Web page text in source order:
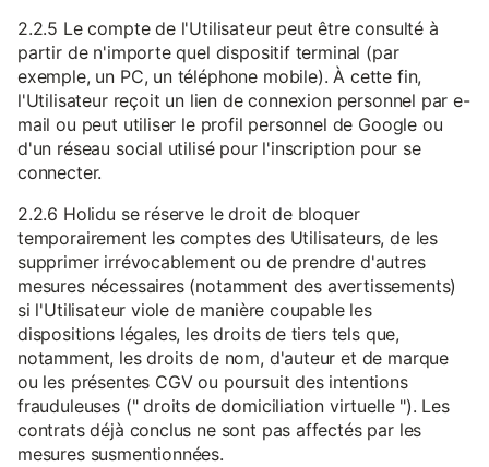
2.2.5 Le compte de l'Utilisateur peut être consulté à
partir de n'importe quel dispositif terminal (par
exemple, un PC, un téléphone mobile). À cette fin,
l'Utilisateur reçoit un lien de connexion personnel par e-
mail ou peut utiliser le profil personnel de Google ou
d'un réseau social utilisé pour l'inscription pour se
connecter.
2.2.6 Holidu se réserve le droit de bloquer
temporairement les comptes des Utilisateurs, de les
supprimer irrévocablement ou de prendre d'autres
mesures nécessaires (notamment des avertissements)
si l'Utilisateur viole de manière coupable les
dispositions légales, les droits de tiers tels que,
notamment, les droits de nom, d'auteur et de marque
ou les présentes CGV ou poursuit des intentions
frauduleuses (" droits de domiciliation virtuelle "). Les
contrats déjà conclus ne sont pas affectés par les
mesures susmentionnées.